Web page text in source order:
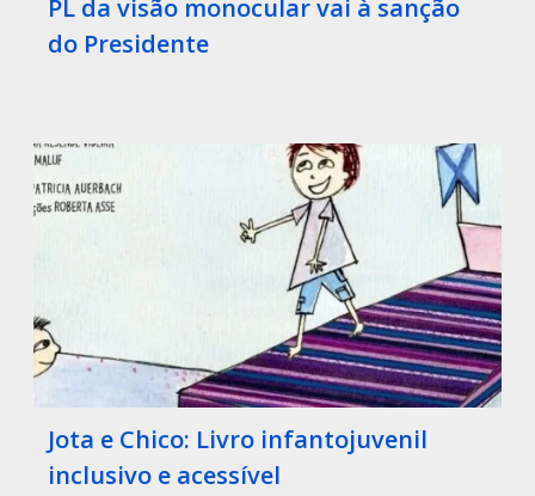
PL da visão monocular vai à sanção
do Presidente
Jota e Chico: Livro infantojuvenil
inclusivo e acessível